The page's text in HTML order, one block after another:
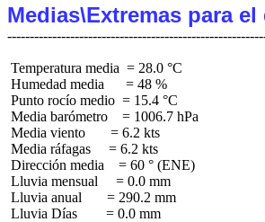
Medias\Extremas para el
Temperatura media  = 28.0 °C
Humedad media      = 48 %
Punto rocío medio  = 15.4 °C
Media barómetro    = 1006.7 hPa
Media viento       = 6.2 kts
Media ráfagas     = 6.2 kts
Dirección media    = 60 ° (ENE)
Lluvia mensual     = 0.0 mm
Lluvia anual       = 290.2 mm
Lluvia Días        = 0.0 mm